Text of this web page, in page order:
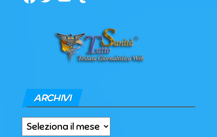
ARCHIVI
Archivi